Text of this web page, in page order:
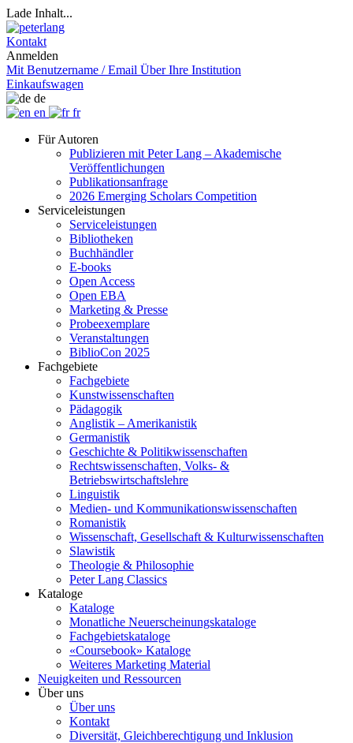
Lade Inhalt...
Kontakt
Anmelden
Mit Benutzername / Email Über Ihre Institution
Einkaufswagen
de
en
fr
Für Autoren
Publizieren mit Peter Lang – Akademische
Veröffentlichungen
Publikationsanfrage
2026 Emerging Scholars Competition
Serviceleistungen
Serviceleistungen
Bibliotheken
Buchhändler
E-books
Open Access
Open EBA
Marketing & Presse
Probeexemplare
Veranstaltungen
BiblioCon 2025
Fachgebiete
Fachgebiete
Kunstwissenschaften
Pädagogik
Anglistik – Amerikanistik
Germanistik
Geschichte & Politikwissenschaften
Rechtswissenschaften, Volks- &
Betriebswirtschaftslehre
Linguistik
Medien- und Kommunikationswissenschaften
Romanistik
Wissenschaft, Gesellschaft & Kulturwissenschaften
Slawistik
Theologie & Philosophie
Peter Lang Classics
Kataloge
Kataloge
Monatliche Neuerscheinungskataloge
Fachgebietskataloge
«Coursebook» Kataloge
Weiteres Marketing Material
Neuigkeiten und Ressourcen
Über uns
Über uns
Kontakt
Diversität, Gleichberechtigung und Inklusion